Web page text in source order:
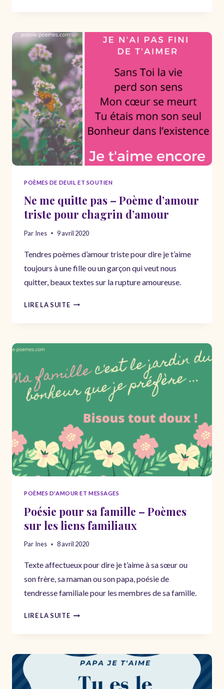
ORIGINALITÉ
–
MOTS
D’AMOUR
ET
D’HUMOUR
POÈMES DE DEUIL ET SOUTIEN
Ne me quitte pas – Poème d’amour
triste pour chagrin d’amour
Par Ines 9 avril 2020
Tendres poèmes d’amour triste pour dire je t’aime
toujours à une fille ou un garçon qui veut nous
quitter, beaux textes sur la rupture amoureuse.
LIRE LA SUITENE
D’AMOUR
POUR
D’AMOUR
POÈMES D'AMOUR ET MESSAGES
Poésie pour sa famille – Poèmes
sur les liens familiaux
Par Ines 8 avril 2020
Texte affectueux pour dire je t’aime à sa sœur ou
son frère, sa maman ou son papa, poésie de
tendresse familiale pour les membres de sa famille.
LIRE LA SUITEPOÉSIE
–
SUR